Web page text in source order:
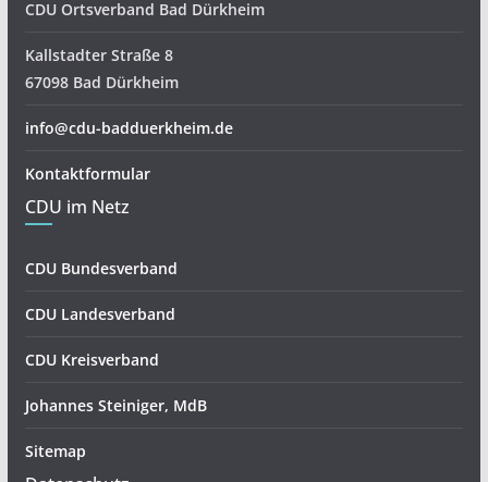
CDU Ortsverband Bad Dürkheim
Kallstadter Straße 8
67098 Bad Dürkheim
info@cdu-badduerkheim.de
Kontaktformular
CDU im Netz
CDU Bundesverband
CDU Landesverband
CDU Kreisverband
Johannes Steiniger, MdB
Sitemap